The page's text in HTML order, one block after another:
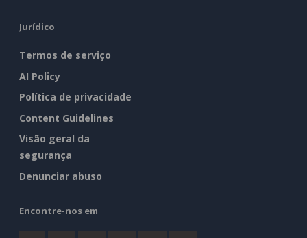
Jurídico
Termos de serviço
AI Policy
Política de privacidade
Content Guidelines
Visão geral da
segurança
Denunciar abuso
Encontre-nos em